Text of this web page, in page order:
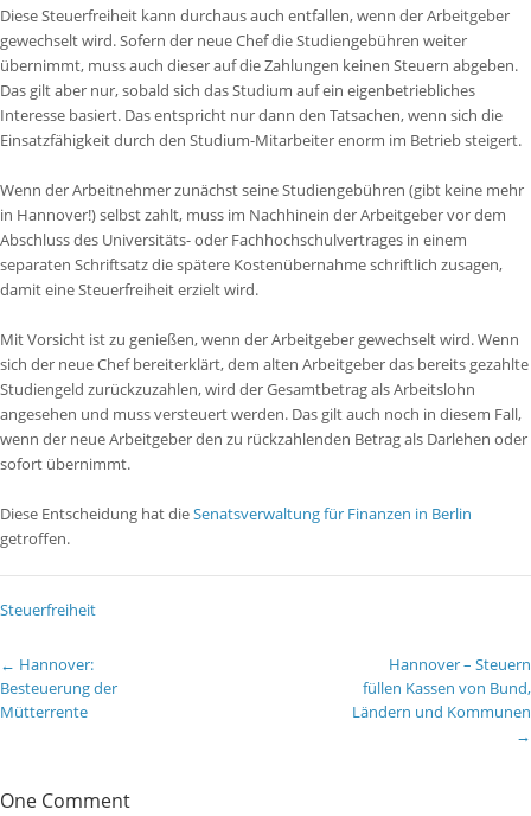
Diese Steuerfreiheit kann durchaus auch entfallen, wenn der Arbeitgeber
gewechselt wird. Sofern der neue Chef die Studiengebühren weiter
übernimmt, muss auch dieser auf die Zahlungen keinen Steuern abgeben.
Das gilt aber nur, sobald sich das Studium auf ein eigenbetriebliches
Interesse basiert. Das entspricht nur dann den Tatsachen, wenn sich die
Einsatzfähigkeit durch den Studium-Mitarbeiter enorm im Betrieb steigert.
Wenn der Arbeitnehmer zunächst seine Studiengebühren (gibt keine mehr
in Hannover!) selbst zahlt, muss im Nachhinein der Arbeitgeber vor dem
Abschluss des Universitäts- oder Fachhochschulvertrages in einem
separaten Schriftsatz die spätere Kostenübernahme schriftlich zusagen,
damit eine Steuerfreiheit erzielt wird.
Mit Vorsicht ist zu genießen, wenn der Arbeitgeber gewechselt wird. Wenn
sich der neue Chef bereiterklärt, dem alten Arbeitgeber das bereits gezahlte
Studiengeld zurückzuzahlen, wird der Gesamtbetrag als Arbeitslohn
angesehen und muss versteuert werden. Das gilt auch noch in diesem Fall,
wenn der neue Arbeitgeber den zu rückzahlenden Betrag als Darlehen oder
sofort übernimmt.
Diese Entscheidung hat dieSenatsverwaltung für Finanzen in Berlin
getroffen.
Steuerfreiheit
← Hannover:
Besteuerung der
Mütterrente
Hannover – Steuern
füllen Kassen von Bund,
Ländern und Kommunen
→
One Comment